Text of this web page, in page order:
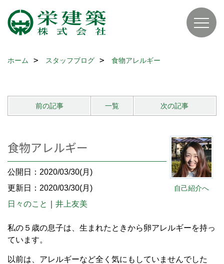
ホーム スタッフブログ 食物アレルギー
前の記事 一覧 次の記事
自己紹介へ
食物アレルギー
公開日：2020/03/30(月)
更新日：2020/03/30(月)
日々のこと
井上友美
私の５歳の息子は、生まれたときから卵アレルギーを持っ
ています。
以前は、アレルギーなど全く気にもしていませんでした